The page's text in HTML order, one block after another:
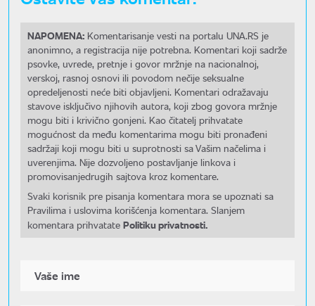
NAPOMENA: Komentarisanje vesti na portalu UNA.RS je
anonimno, a registracija nije potrebna. Komentari koji sadrže
psovke, uvrede, pretnje i govor mržnje na nacionalnoj,
verskoj, rasnoj osnovi ili povodom nečije seksualne
opredeljenosti neće biti objavljeni. Komentari odražavaju
stavove isključivo njihovih autora, koji zbog govora mržnje
mogu biti i krivično gonjeni. Kao čitatelj prihvatate
mogućnost da među komentarima mogu biti pronađeni
sadržaji koji mogu biti u suprotnosti sa Vašim načelima i
uverenjima. Nije dozvoljeno postavljanje linkova i
promovisanjedrugih sajtova kroz komentare.
Svaki korisnik pre pisanja komentara mora se upoznati sa
Pravilima i uslovima korišćenja komentara. Slanjem
komentara prihvatate Politiku privatnosti.